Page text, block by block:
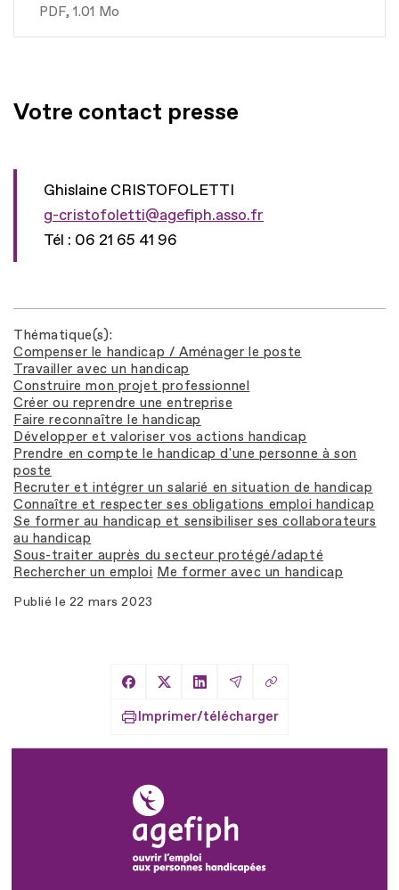
PDF 1.01 Mo
Votre contact presse
Ghislaine CRISTOFOLETTI
g-cristofoletti@agefiph.asso.fr
Tél : 06 21 65 41 96
Thématique(s)
Compenser le handicap / Aménager le poste
Travailler avec un handicap
Construire mon projet professionnel
Créer ou reprendre une entreprise
Faire reconnaître le handicap
Développer et valoriser vos actions handicap
Prendre en compte le handicap d'une personne à son
poste
Recruter et intégrer un salarié en situation de handicap
Connaître et respecter ses obligations emploi handicap
Se former au handicap et sensibiliser ses collaborateurs
au handicap
Sous-traiter auprès du secteur protégé/adapté
Rechercher un emploi Me former avec un handicap
Publié le 22 mars 2023
Partager sur Facebook
Partager sur X
Partager sur LinkedIn
Partager par Email
Copier le lien
Imprimer/télécharger